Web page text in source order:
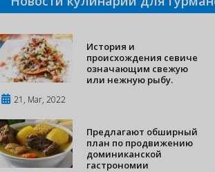
История и
происхождения севиче
означающим свежую
или нежную рыбу.
21, Mar, 2022
Предлагают обширный
план по продвижению
доминиканской
гастрономии